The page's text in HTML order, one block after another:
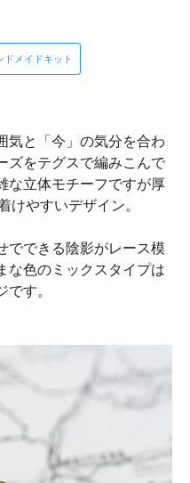
ドメイドキット
気と「今」の気分を合わ
ズをテグスで編みこんで
な立体モチーフですが厚
けやすいデザイン。
でできる陰影がレース模
な色のミックスタイプは
す。